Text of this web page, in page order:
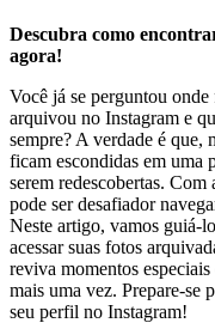
Descubra como
agora!
Você já se perguntou‌
arquivou no Instagram e
sempre? A verdade é que,
ficam escondidas em uma
serem ‍redescobertas. Com
⁣pode ser desafiador
Neste artigo, ​vamos guiá-
acessar ⁢suas fotos
reviva momentos
mais uma‌ vez. Prepare-se
seu perfil no Instagram!